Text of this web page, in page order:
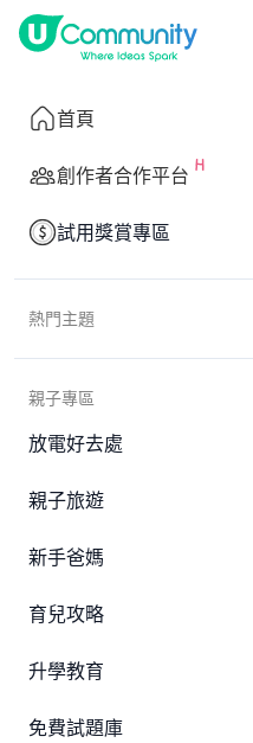
首頁
創作者合作平台
試用獎賞專區
熱門主題
親子專區
放電好去處
親子旅遊
新手爸媽
育兒攻略
升學教育
免費試題庫